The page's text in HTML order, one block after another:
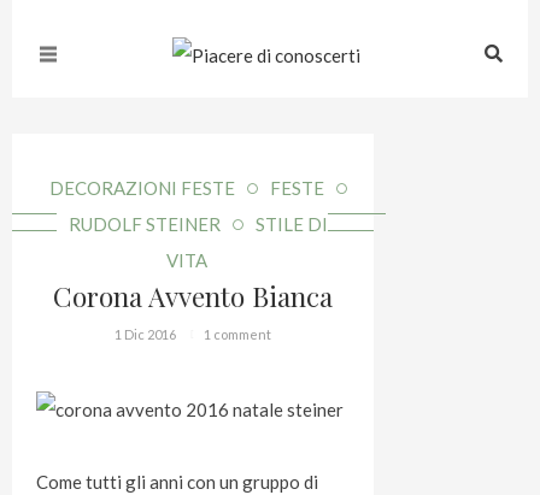
DECORAZIONI FESTE
FESTE
RUDOLF STEINER
STILE DI
VITA
Corona Avvento Bianca
1 Dic 2016 1 comment
Come tutti gli anni con un gruppo di